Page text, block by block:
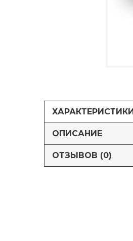
ХАРАКТЕРИСТИКИ
ОПИСАНИЕ
ОТЗЫВОВ (0)